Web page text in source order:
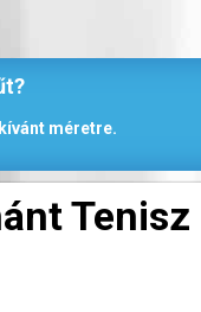
méretre.